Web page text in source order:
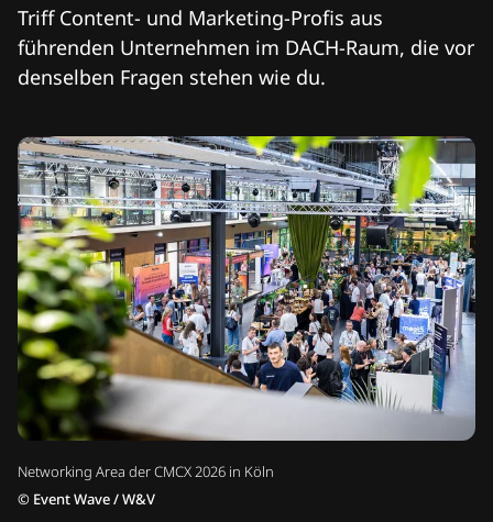
Networking Area der CMCX 2026 in Köln
© Event Wave / W&V
Triff Content- und Marketing-Profis aus
führenden Unternehmen im DACH-Raum, die vor
denselben Fragen stehen wie du.